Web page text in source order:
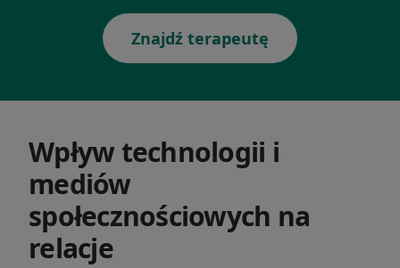
Znajdź terapeutę
Wpływ technologii i
mediów
społecznościowych na
relacje